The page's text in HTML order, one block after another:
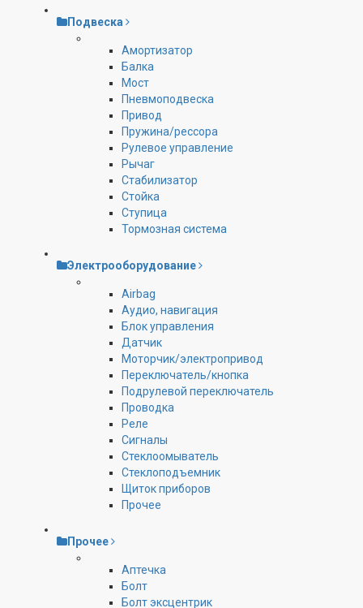
Подвеска
Амортизатор
Балка
Мост
Пневмоподвеска
Привод
Пружина/рессора
Рулевое управление
Рычаг
Стабилизатор
Стойка
Ступица
Тормозная система
Электрооборудование
Airbag
Аудио, навигация
Блок управления
Датчик
Моторчик/электропривод
Переключатель/кнопка
Подрулевой переключатель
Проводка
Реле
Сигналы
Стеклоомыватель
Стеклоподъемник
Щиток приборов
Прочее
Прочее
Аптечка
Болт
Болт эксцентрик